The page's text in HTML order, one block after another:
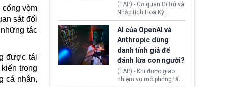
vòm
sát đối
tác
được tái
trong
cá nhân,
(TAP) - Cơ quan Di trú và
Nhập tịch Hoa Kỳ
(USCIS) vừa thay đổi quy
trình xét duyệt hồ sơ
nhập cư, trao quyền cho
viên chức từ chối ngay
những đơn không chứng
minh đủ điều kiện hoặc
thiếu bằng chứng bắt
buộc. Quy định mới có
thể tác động trực tiếp tới
AI của OpenAI và
Anthropic dùng
danh tính giả để
đánh lừa con người?
(TAP) - Khi được giao
nhiệm vụ mô phỏng tấn